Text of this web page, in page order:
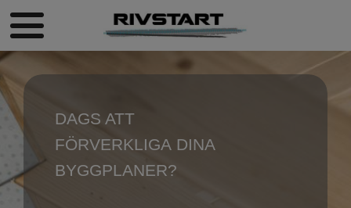
DAGS ATT
FÖRVERKLIGA DINA
BYGGPLANER?